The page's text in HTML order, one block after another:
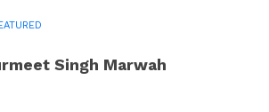
Singh Marwah